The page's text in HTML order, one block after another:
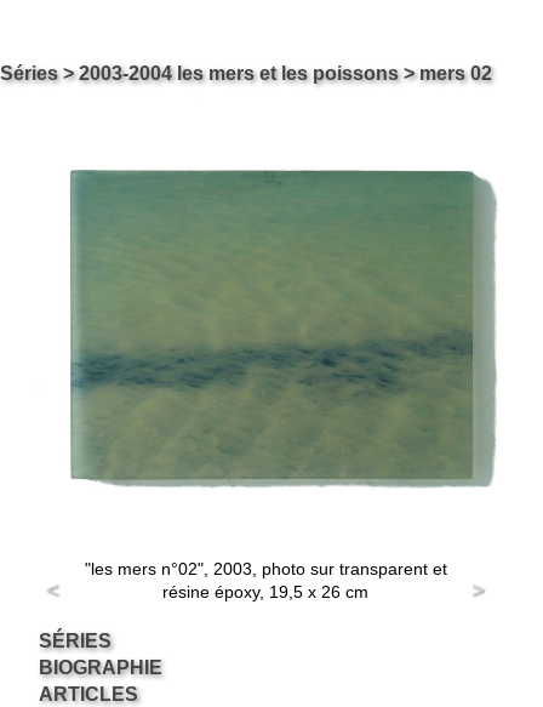
Skip
Carol ossipow
Le site de Carol Ossipow, Artiste Arts Visuels Genève Suisse
Séries>2003-2004 les mers et les poissons> mers 02
<
"les mers n°02", 2003, photo sur transparent et
résine époxy, 19,5 x 26 cm
>
SÉRIES
BIOGRAPHIE
ARTICLES